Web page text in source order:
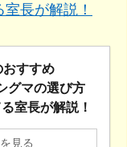
長が解説！
すすめ
グマの選び方
室長が解説！
見る